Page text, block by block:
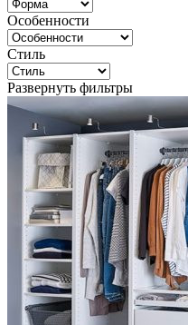
Особенности
Стиль
Развернуть фильтры